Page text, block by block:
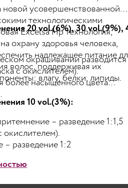
новой усовершенствованной
технологическими
Excelsa Hp технология,
охрану здоровья человека,
надлежащее питание
волос, поддерживая их
влагу, белки, липиды.
20 vol.(6%), 30 vol.(9%),
окрашивании разводится
с окислителем).
более насыщенного цвета
10 vol.(3%):
– разведение 1:1,5
окислителем).
– разведение 1:2